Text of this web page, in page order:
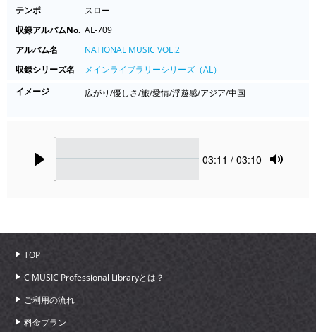
テンポ
スロー
収録アルバムNo. AL-709
アルバム名
NATIONAL MUSIC VOL.2
収録シリーズ名
メインライブラリーシリーズ（AL）
イメージ
広がり/優しさ/旅/愛情/浮遊感/アジア/中国
Current
03:11 / 03:10
TOP
C MUSIC Professional Libraryとは？
ご利用の流れ
料金プラン